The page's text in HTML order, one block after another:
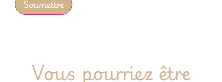
Vous pourriez être